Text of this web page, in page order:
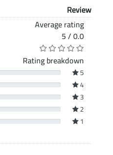
Review
Average rating
0.0 / 5
Rating breakdown
5
4
3
2
1